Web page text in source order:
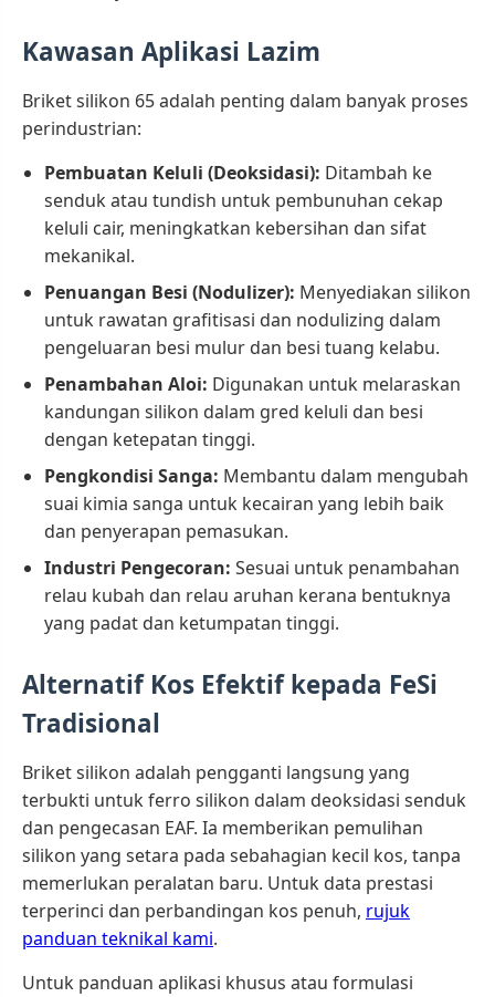
Kawasan Aplikasi Lazim
Briket silikon 65 adalah penting dalam banyak proses
perindustrian:
Pembuatan Keluli (Deoksidasi): Ditambah ke
senduk atau tundish untuk pembunuhan cekap
keluli cair, meningkatkan kebersihan dan sifat
mekanikal.
Penuangan Besi (Nodulizer): Menyediakan silikon
untuk rawatan grafitisasi dan nodulizing dalam
pengeluaran besi mulur dan besi tuang kelabu.
Penambahan Aloi: Digunakan untuk melaraskan
kandungan silikon dalam gred keluli dan besi
dengan ketepatan tinggi.
Pengkondisi Sanga: Membantu dalam mengubah
suai kimia sanga untuk kecairan yang lebih baik
dan penyerapan pemasukan.
Industri Pengecoran: Sesuai untuk penambahan
relau kubah dan relau aruhan kerana bentuknya
yang padat dan ketumpatan tinggi.
Alternatif Kos Efektif kepada FeSi
Tradisional
Briket silikon adalah pengganti langsung yang
terbukti untuk ferro silikon dalam deoksidasi senduk
dan pengecasan EAF. Ia memberikan pemulihan
silikon yang setara pada sebahagian kecil kos, tanpa
memerlukan peralatan baru. Untuk data prestasi
terperinci dan perbandingan kos penuh, rujuk
panduan teknikal kami.
Untuk panduan aplikasi khusus atau formulasi